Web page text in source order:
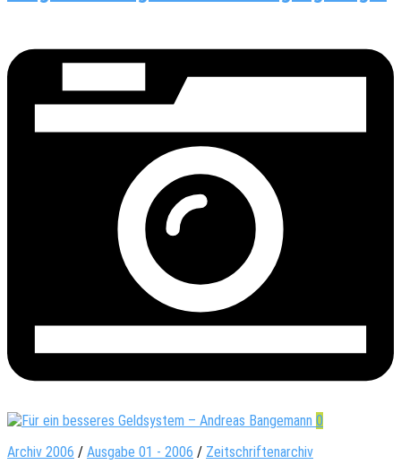
0
Archiv 2006 / Ausgabe 01 - 2006 / Zeitschriftenarchiv